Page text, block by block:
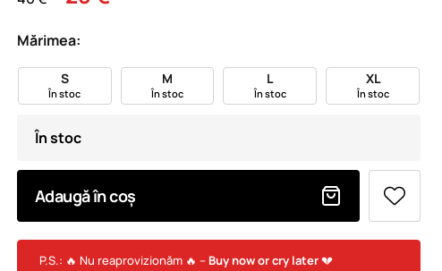
Mărimea:
S
În stoc
M
În stoc
L
În stoc
XL
În stoc
În stoc
Adaugă în coș
P.S.: 🔥 Nu reaprovizionăm 🔥 – Buy now or cry later💔